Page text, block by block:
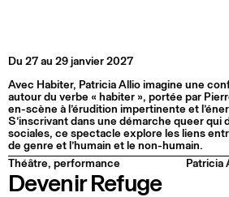
Du 27 au 29 janvier 2027
Avec Habiter, Patricia Allio imagine une
autour du verbe « habiter », portée par
en-scène à l’érudition impertinente et
S’inscrivant dans une démarche queer qui
sociales, ce spectacle explore les liens
de genre et l’humain et le non-humain.
Théâtre, performance
Patricia
Devenir Refuge